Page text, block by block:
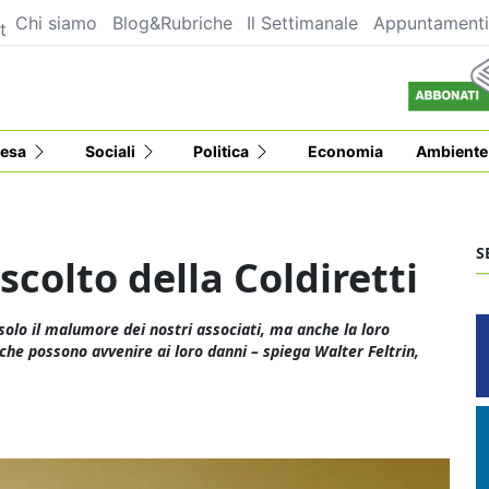
Chi siamo Blog&Rubriche Il Settimanale Appuntamenti
Sociali Politica Economia Ambiente
della Coldiretti
il malumore dei nostri associati, ma anche la loro
possono avvenire ai loro danni – spiega Walter Feltrin,